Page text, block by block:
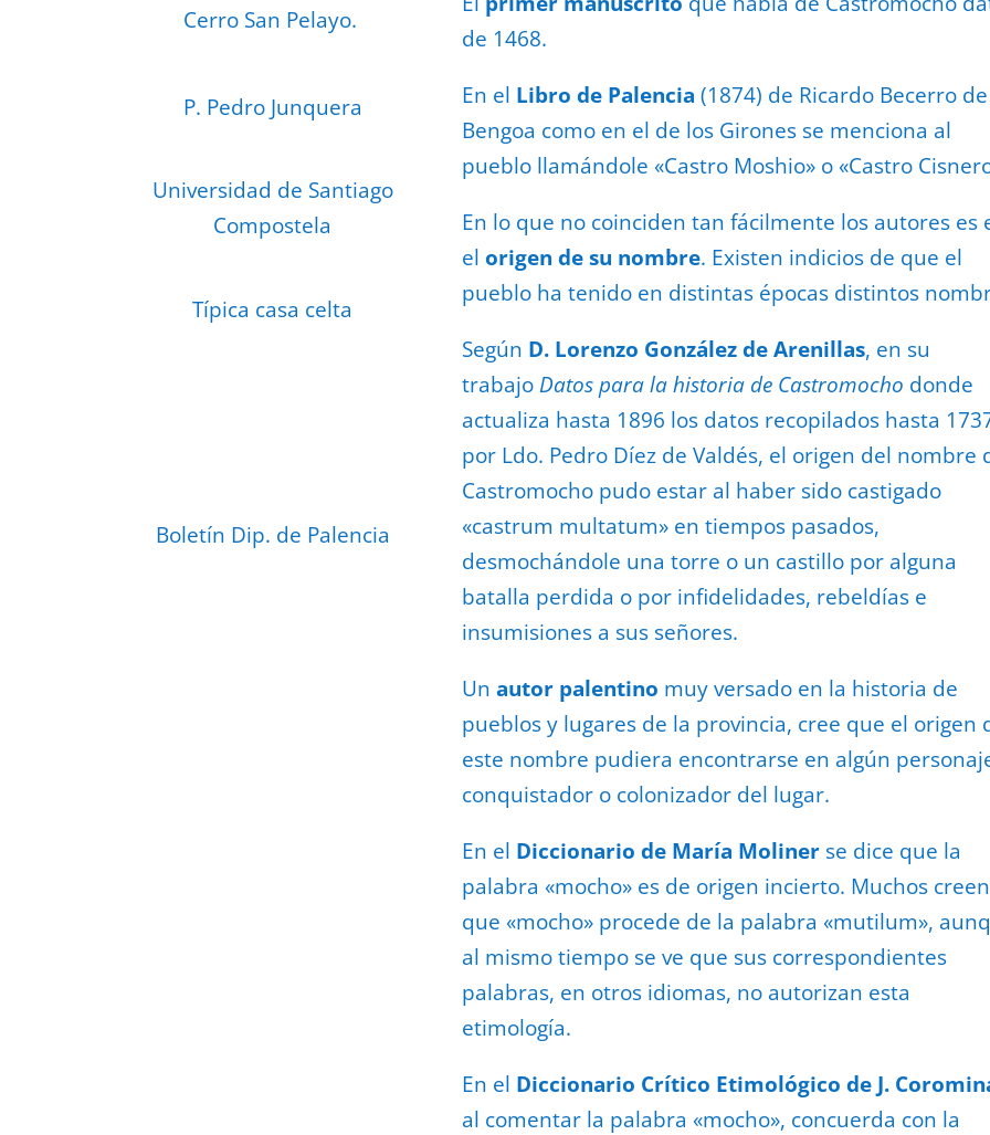
Cerro San Pelayo.
P. Pedro Junquera
Universidad de Santiago
Compostela
Típica casa celta
Boletín Dip. de Palencia
de 1468.
En el Libro de Palencia (1874) de Ricardo Becerro de
Bengoa como en el de los Girones se menciona al
pueblo llamándole «Castro Moshio» o «Castro
En lo que no coinciden tan fácilmente los autores es
el origen de su nombre. Existen indicios de que el
pueblo ha tenido en distintas épocas distintos
Según D. Lorenzo González de Arenillas, en su
trabajoDatos para la historia de Castromocho donde
actualiza hasta 1896 los datos recopilados hasta
por Ldo. Pedro Díez de Valdés, el origen del nombre
Castromocho pudo estar al haber sido castigado
«castrum multatum» en tiempos pasados,
desmochándole una torre o un castillo por alguna
batalla perdida o por infidelidades, rebeldías e
insumisiones a sus señores.
Un autor palentino muy versado en la historia de
pueblos y lugares de la provincia, cree que el origen
este nombre pudiera encontrarse en algún
conquistador o colonizador del lugar.
En el Diccionario de María Molinerse dice que la
palabra «mocho» es de origen incierto. Muchos creen
que «mocho» procede de la palabra «mutilum»,
al mismo tiempo se ve que sus correspondientes
palabras, en otros idiomas, no autorizan esta
etimología.
En el Diccionario Crítico Etimológico de J.
al comentar la palabra «mocho», concuerda con la